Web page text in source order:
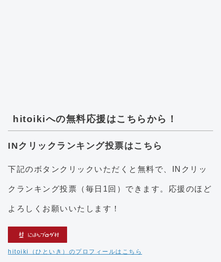
hitoikiへの無料応援はこちらから！
INクリックランキング投票はこちら
下記のボタンクリックいただくと無料で、INクリッ
クランキング投票（毎日1回）できます。応援のほど
よろしくお願いいたします！
hitoiki（ひといき）のプロフィールはこちら